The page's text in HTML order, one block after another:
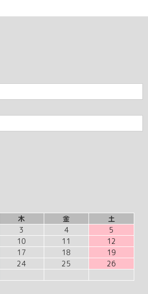
木 金
土
3 4
5
10 11
12
17 18
19
24 25
26